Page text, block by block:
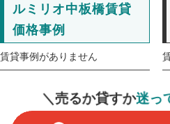
ルミリオ中板橋賃貸
価格事例
賃貸事例がありません
＼売るか貸すか迷っ
一括査定